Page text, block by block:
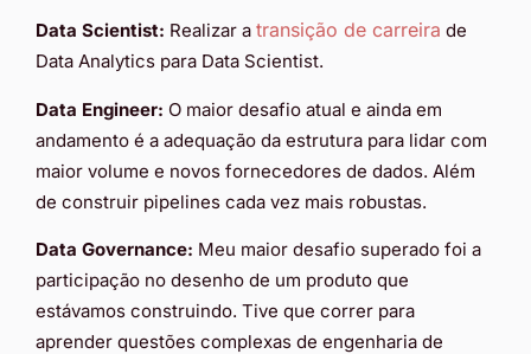
Data Scientist: Realizar a transição de carreira de
Data Analytics para Data Scientist.
Data Engineer: O maior desafio atual e ainda em
andamento é a adequação da estrutura para lidar com
maior volume e novos fornecedores de dados. Além
de construir pipelines cada vez mais robustas.
Data Governance: Meu maior desafio superado foi a
participação no desenho de um produto que
estávamos construindo. Tive que correr para
aprender questões complexas de engenharia de